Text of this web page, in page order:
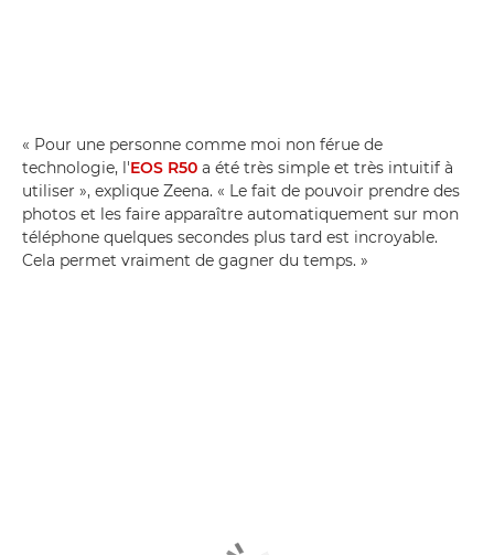
« Pour une personne comme moi non férue de
technologie, l'EOS R50 a été très simple et très intuitif à
utiliser », explique Zeena. « Le fait de pouvoir prendre des
photos et les faire apparaître automatiquement sur mon
téléphone quelques secondes plus tard est incroyable.
Cela permet vraiment de gagner du temps. »